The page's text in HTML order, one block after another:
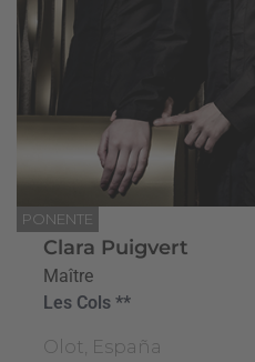
PONENTE
Clara Puigvert
Maître
Les Cols **
Olot, España